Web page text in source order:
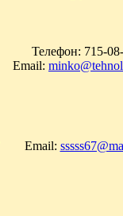
Телефон: 715-
Email:
Email: